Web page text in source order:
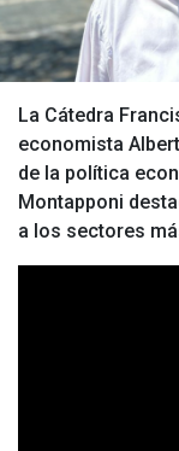
La Cátedra
economista
de la política
Montapponi
a los sectores